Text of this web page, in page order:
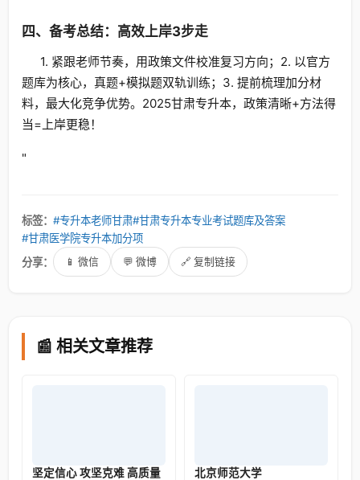
四、备考总结：高效上岸3步走
1. 紧跟老师节奏，用政策文件校准复习方向；2. 以官方
题库为核心，真题+模拟题双轨训练；3. 提前梳理加分材
料，最大化竞争优势。2025甘肃专升本，政策清晰+方法得
当=上岸更稳！
"
标签： #专升本老师甘肃#甘肃专升本专业考试题库及答案
#甘肃医学院专升本加分项
分享：
📱 微信 💬 微博 🔗 复制链接
📰 相关文章推荐
坚定信心 攻坚克难 高质量
北京师范大学